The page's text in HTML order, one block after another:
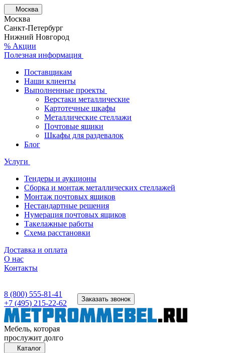
Москва
Москва
Санкт-Петербург
Нижний Новгород
% Акции
Полезная информация
Поставщикам
Наши клиенты
Выполненные проекты
Верстаки металлические
Картотечные шкафы
Металлические стеллажи
Почтовые ящики
Шкафы для раздевалок
Блог
Услуги
Тендеры и аукционы
Сборка и монтаж металлических стеллажей
Монтаж почтовых ящиков
Нестандартные решения
Нумерация почтовых ящиков
Такелажные работы
Схема расстановки
Доставка и оплата
О нас
Контакты
8 (800) 555-81-41
+7 (495) 215-22-62
Заказать звонок
Мебель, которая
прослужит долго
Каталог